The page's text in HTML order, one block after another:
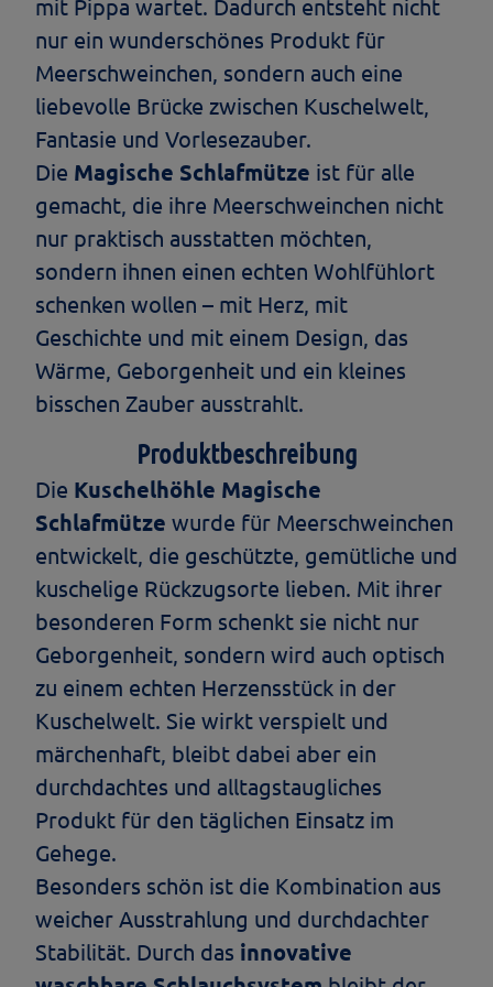
mit Pippa wartet. Dadurch entsteht nicht
nur ein wunderschönes Produkt für
Meerschweinchen, sondern auch eine
liebevolle Brücke zwischen Kuschelwelt,
Fantasie und Vorlesezauber.
Die Magische Schlafmütze ist für alle
gemacht, die ihre Meerschweinchen nicht
nur praktisch ausstatten möchten,
sondern ihnen einen echten Wohlfühlort
schenken wollen – mit Herz, mit
Geschichte und mit einem Design, das
Wärme, Geborgenheit und ein kleines
bisschen Zauber ausstrahlt.
Produktbeschreibung
Die Kuschelhöhle Magische
Schlafmütze wurde für Meerschweinchen
entwickelt, die geschützte, gemütliche und
kuschelige Rückzugsorte lieben. Mit ihrer
besonderen Form schenkt sie nicht nur
Geborgenheit, sondern wird auch optisch
zu einem echten Herzensstück in der
Kuschelwelt. Sie wirkt verspielt und
märchenhaft, bleibt dabei aber ein
durchdachtes und alltagstaugliches
Produkt für den täglichen Einsatz im
Gehege.
Besonders schön ist die Kombination aus
weicher Ausstrahlung und durchdachter
Stabilität. Durch das innovative